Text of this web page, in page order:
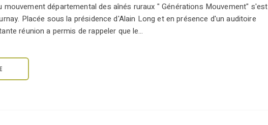
mouvement départemental des aînés ruraux " Générations Mouvement" s'est
Placée sous la présidence d'Alain Long et en présence d'un auditoire
réunion a permis de rappeler que le…